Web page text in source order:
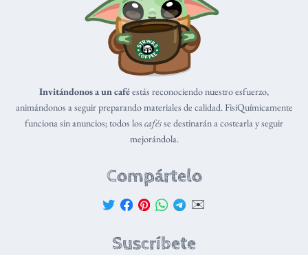
Invitándonos a un caféestás reconociendo nuestro esfuerzo,
animándonos a seguir preparando materiales de calidad. FisiQuímicamente
funciona sin anuncios; todos los cafésse destinarán a costearla y seguir
mejorándola.
Compártelo
✉️
Suscríbete